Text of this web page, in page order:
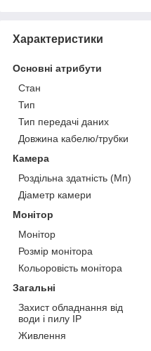
Характеристики
Основні атрибути
Стан
Тип
Тип передачі даних
Довжина кабелю/трубки
Камера
Роздільна здатність (Мп)
Діаметр камери
Монітор
Монітор
Розмір монітора
Кольоровість монітора
Загальні
Захист обладнання від
води і пилу IP
Живлення